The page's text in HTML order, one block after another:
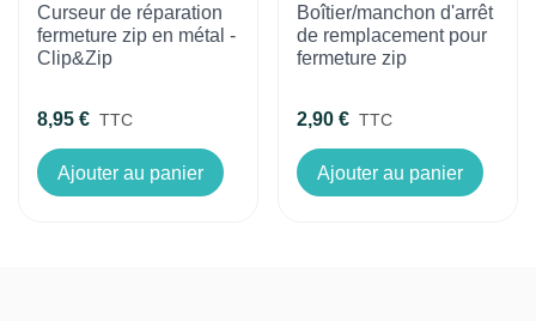
Curseur de réparation
fermeture zip en métal -
Clip&Zip
8,95 € TTC
Ajouter au panier
Boîtier/manchon d'arrêt
de remplacement pour
fermeture zip
2,90 € TTC
Ajouter au panier